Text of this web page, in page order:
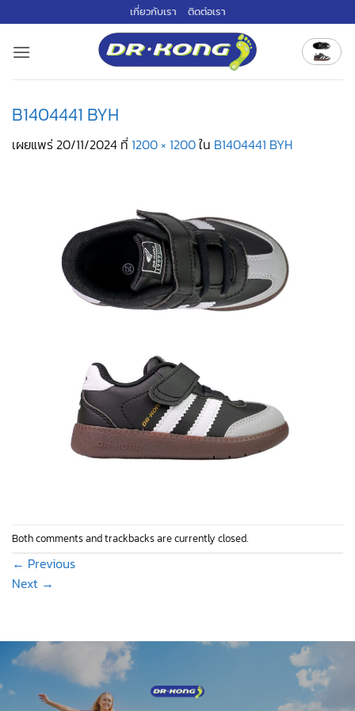
ไป
เกี่ยวกับเรา ติดต่อเรา
B1404441 BYH
เผยแพร่20/11/2024 ที่ 1200 × 1200ใน B1404441 BYH
Both comments and trackbacks are currently closed.
← Previous
Next →